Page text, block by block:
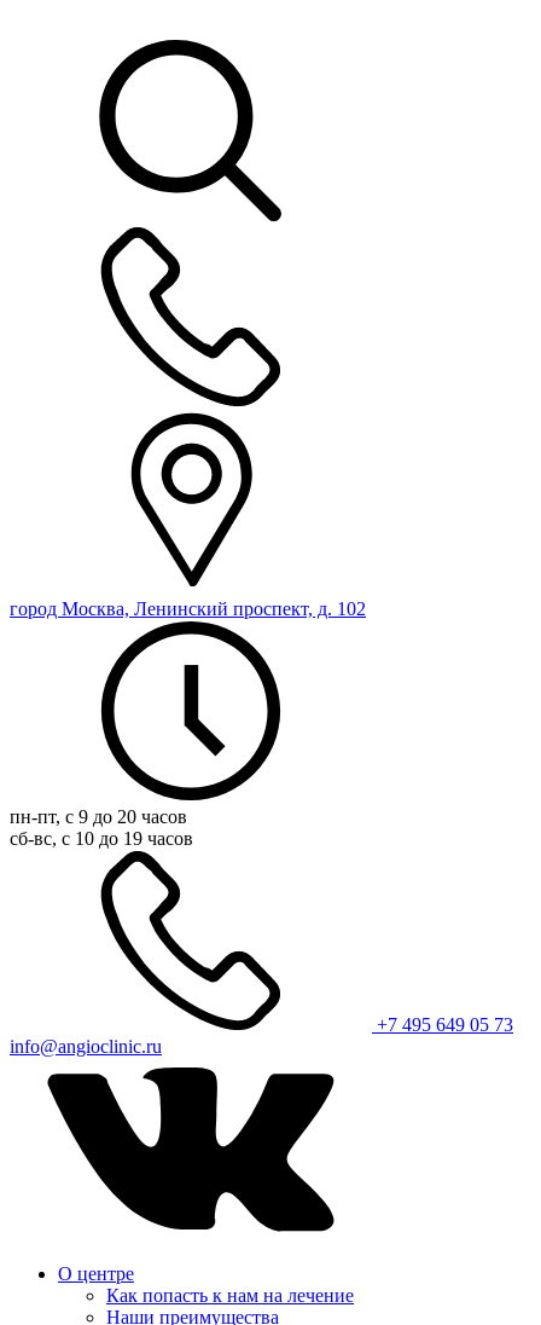
город Москва, Ленинский проспект, д. 102
пн-пт, с 9 до 20 часов
сб-вс, с 10 до 19 часов
+7 495 649 05 73
info@angioclinic.ru
О центре
Как попасть к нам на лечение
Наши преимущества